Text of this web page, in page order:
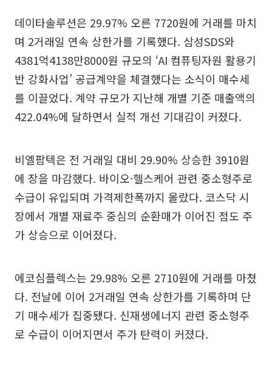
데이타솔루션은 29.97% 오른 7720원에 거래를 마치
며 2거래일 연속 상한가를 기록했다. 삼성SDS와
4381억4138만8000원 규모의 ‘AI 컴퓨팅자원 활용기
반 강화사업’ 공급계약을 체결했다는 소식이 매수세
를 이끌었다. 계약 규모가 지난해 개별 기준 매출액의
422.04%에 달하면서 실적 개선 기대감이 커졌다.
비엘팜텍은 전 거래일 대비 29.90% 상승한 3910원
에 장을 마감했다. 바이오·헬스케어 관련 중소형주로
수급이 유입되며 가격제한폭까지 올랐다. 코스닥 시
장에서 개별 재료주 중심의 순환매가 이어진 점도 주
가 상승으로 이어졌다.
에코심플렉스는 29.98% 오른 2710원에 거래를 마쳤
다. 전날에 이어 2거래일 연속 상한가를 기록하며 단
기 매수세가 집중됐다. 신재생에너지 관련 중소형주
로 수급이 이어지면서 주가 탄력이 커졌다.